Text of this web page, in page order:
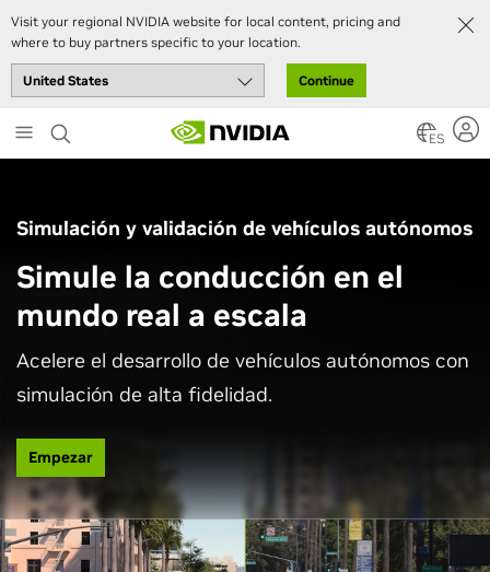
Visit your regional NVIDIA website for local content, pricing and
where to buy partners specific to your location.
Continue
to
main
ES
Simulación y validación de vehículos autónomos
Simule la conducción en el
mundo real a escala
Acelere el desarrollo de vehículos autónomos con
simulación de alta fidelidad.
Empezar